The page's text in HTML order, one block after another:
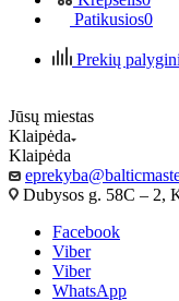
Patikusios0
Prekių
Jūsų miestas
Klaipėda
Klaipėda
Dubysos g. 58C – 2,
Facebook
Viber
Viber
WhatsApp